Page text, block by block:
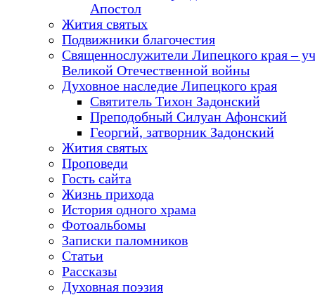
Апостол
Жития святых
Подвижники благочестия
Священнослужители Липецкого края –
Великой Отечественной войны
Духовное наследие Липецкого края
Святитель Тихон Задонский
Преподобный Силуан Афонский
Георгий, затворник Задонский
Жития святых
Проповеди
Гость сайта
Жизнь прихода
История одного храма
Фотоальбомы
Записки паломников
Статьи
Рассказы
Духовная поэзия